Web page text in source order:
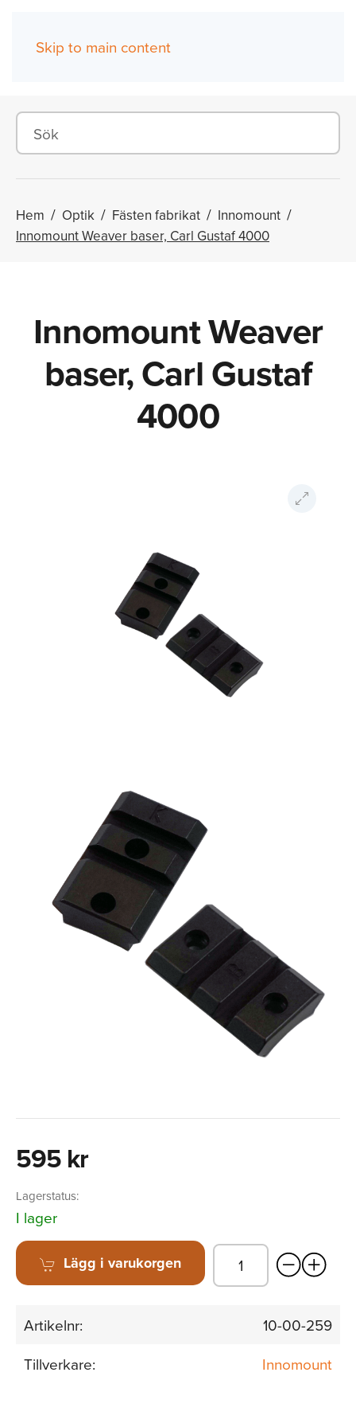
Skip to main content
Hem Optik Fästen fabrikat
Innomount
Innomount Weaver baser, Carl Gustaf 4000
Innomount Weaver
baser, Carl Gustaf
4000
595 kr
Lagerstatus:
I lager
Lägg i varukorgen
Artikelnr:
10-00-259
Tillverkare:
Innomount